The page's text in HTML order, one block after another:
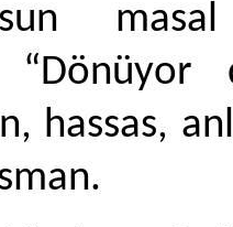
“Dönüyor
hassas,